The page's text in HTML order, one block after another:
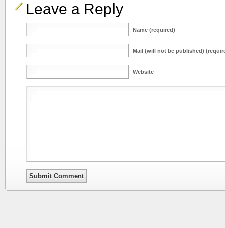
Leave a Reply
Name (required)
Mail (will not be published)
Website